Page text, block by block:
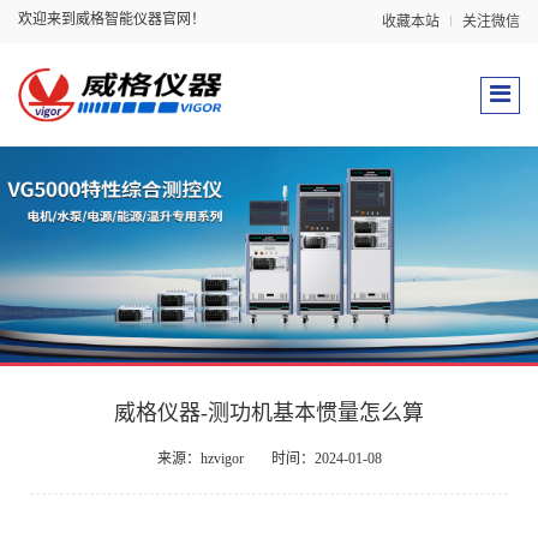
欢迎来到威格智能仪器官网！ 收藏本站 关注微信
威格仪器-测功机基本惯量怎么算
来源：hzvigor 时间：2024-01-08